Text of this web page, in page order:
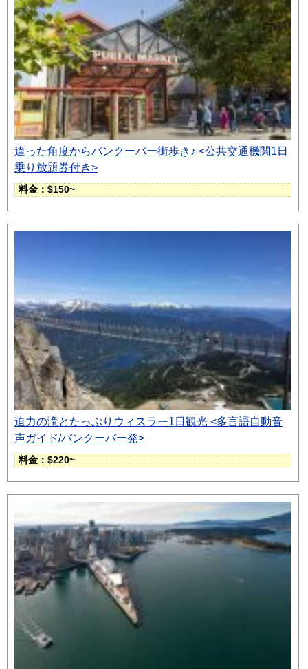
違った角度からバンクーバー街歩き♪ <公共交通機関1日
乗り放題券付き>
料金：$150~
迫力の滝とたっぶりウィスラー1日観光 <多言語自動音
声ガイド/バンクーバー発>
料金：$220~